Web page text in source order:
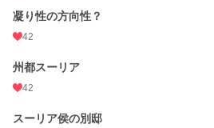
凝り性の方向性？
42
州都スーリア
42
スーリア侯の別邸